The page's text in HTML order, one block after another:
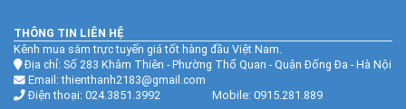
THÔNG TIN LIÊN HỆ
Kênh mua sắm trực tuyến giá tốt hàng đầu Việt Nam.
Địa chỉ: Số 283 Khâm Thiên - Phường Thổ Quan - Quận Đống Đa - Hà Nội
Email: thienthanh2183@gmail.com
Điện thoại: 024.3851.3992 Mobile: 0915.281.889